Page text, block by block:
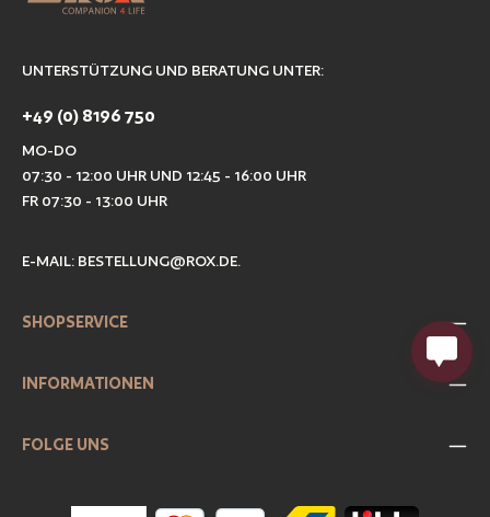
UNTERSTÜTZUNG UND BERATUNG UNTER:
+49 (0) 8196 750
MO-DO
07:30 - 12:00 UHR UND 12:45 - 16:00 UHR
FR 07:30 - 13:00 UHR
E-MAIL: BESTELLUNG@ROX.DE.
SHOPSERVICE
INFORMATIONEN
FOLGE UNS